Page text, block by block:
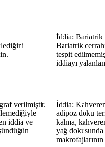
İddia: Bariatrik
Bariatrik
tespit
iddiayı
verilmiştir.
iddia ve
İddia:
adipoz doku
kalma,
yağ